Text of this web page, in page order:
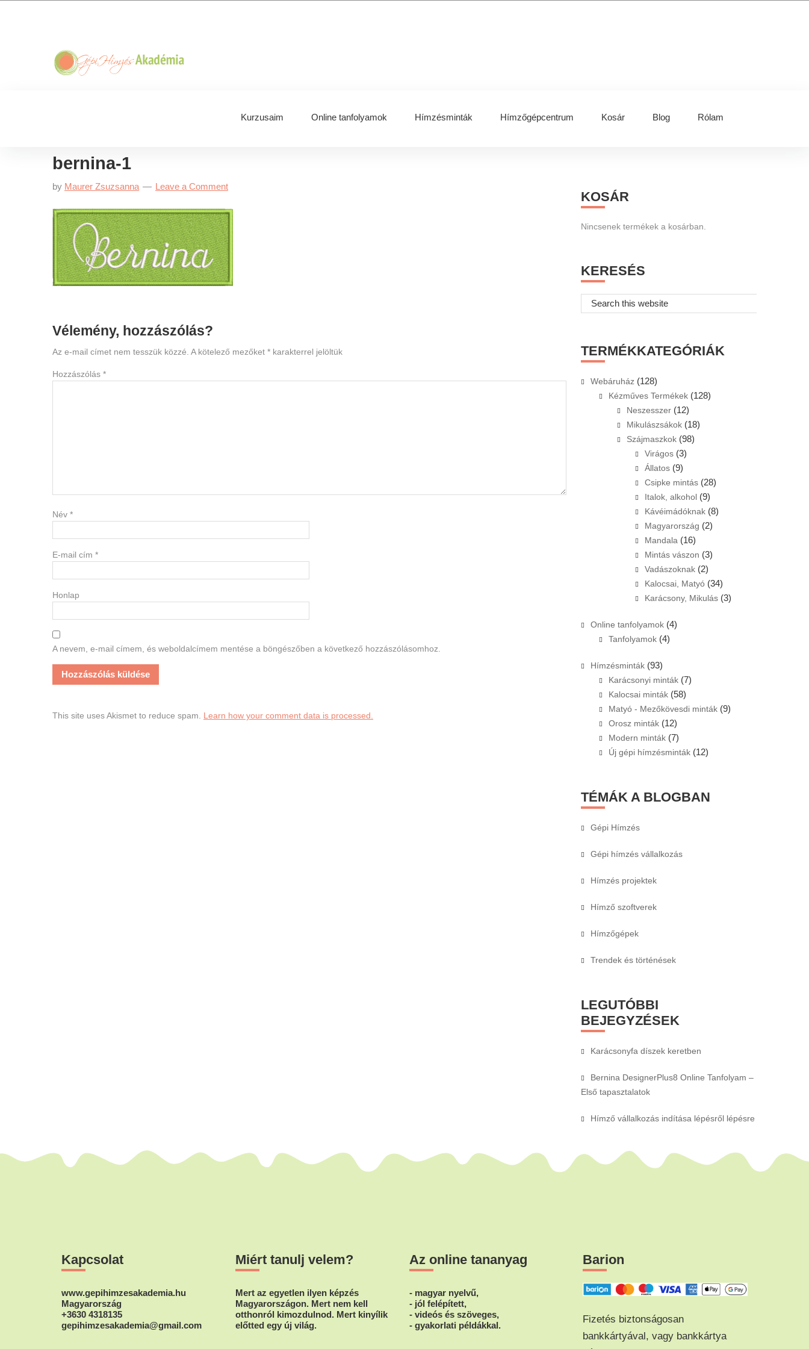
Kurzusaim Online tanfolyamok Hímzésminták Hímzőgépcentrum Kosár Blog Rólam
bernina-1
by Maurer Zsuzsanna Leave a Comment
Reader
Interactions
Vélemény, hozzászólás?
Az e-mail címet nem tesszük közzé. A kötelező mezőket * karakterrel jelöltük
Hozzászólás *
Név *
E-mail cím *
Honlap
A nevem, e-mail címem, és weboldalcímem mentése a böngészőben a következő hozzászólásomhoz.
This site uses Akismet to reduce spam. Learn how your comment data is processed.
Primary
Sidebar
KOSÁR
Nincsenek termékek a kosárban.
KERESÉS
Search
this
TERMÉKKATEGÓRIÁK
Webáruház (128)
Kézműves Termékek (128)
Neszesszer (12)
Mikulászsákok (18)
Szájmaszkok (98)
Virágos (3)
Állatos (9)
Csipke mintás (28)
Italok, alkohol (9)
Kávéimádóknak (8)
Magyarország (2)
Mandala (16)
Mintás vászon (3)
Vadászoknak (2)
Kalocsai, Matyó (34)
Karácsony, Mikulás (3)
Online tanfolyamok (4)
Tanfolyamok (4)
Hímzésminták (93)
Karácsonyi minták (7)
Kalocsai minták (58)
Matyó - Mezőkövesdi minták (9)
Orosz minták (12)
Modern minták (7)
Új gépi hímzésminták (12)
TÉMÁK A BLOGBAN
Gépi Hímzés
Gépi hímzés vállalkozás
Hímzés projektek
Hímző szoftverek
Hímzőgépek
Trendek és történések
LEGUTÓBBI
BEJEGYZÉSEK
Karácsonyfa díszek keretben
Bernina DesignerPlus8 Online Tanfolyam –
Első tapasztalatok
Hímző vállalkozás indítása lépésről lépésre
Kapcsolat
www.gepihimzesakademia.hu
Magyarország
+3630 4318135
gepihimzesakademia@gmail.com
Miért tanulj velem?
Mert az egyetlen ilyen képzés
Magyarországon. Mert nem kell
otthonról kimozdulnod. Mert kinyílik
előtted egy új világ.
Az online tananyag
- magyar nyelvű,
- jól felépített,
- videós és szöveges,
- gyakorlati példákkal.
Barion
Fizetés biztonságosan
bankkártyával, vagy bankkártya